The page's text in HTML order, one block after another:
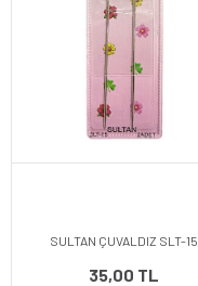
SULTAN ÇUVALDIZ SLT-15
35,00 TL